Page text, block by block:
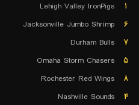
۱
Lehigh Valley IronPigs
۶
Jacksonville Jumbo Shrimp
۷
Durham Bulls
۵
Omaha Storm Chasers
۸
Rochester Red Wings
۴
Nashville Sounds